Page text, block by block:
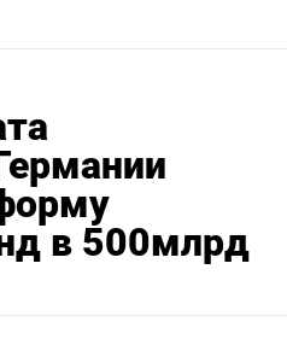
в 500млрд